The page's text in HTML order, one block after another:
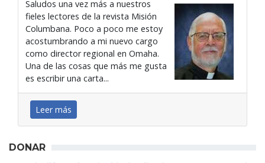
Saludos una vez más a nuestros
fieles lectores de la revista Misión
Columbana. Poco a poco me estoy
acostumbrando a mi nuevo cargo
como director regional en Omaha.
Una de las cosas que más me gusta
es escribir una carta...
Leer más
DONAR